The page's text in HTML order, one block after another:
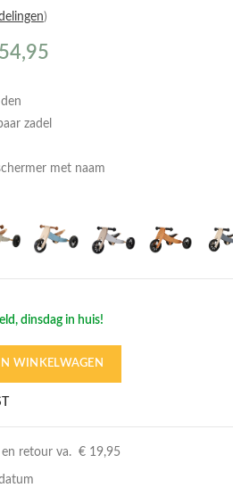
Evi is 1,5 jaar en 80 cm lang
)
zadel
met naam
dinsdag in huis!
WINKELWAGEN
retour va. € 19,95